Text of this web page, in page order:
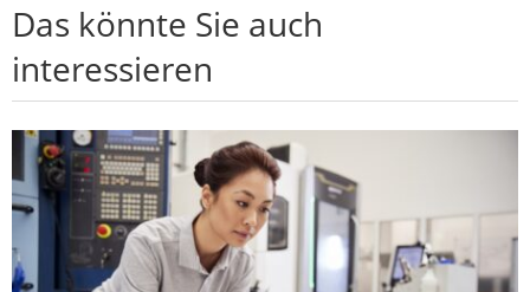
Das könnte Sie auch
interessieren